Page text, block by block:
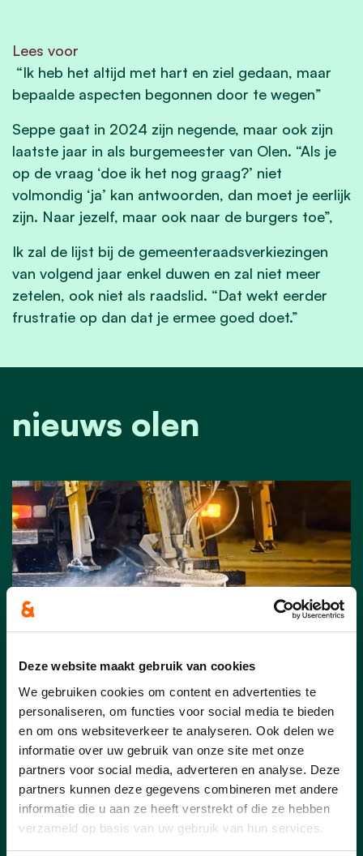
Deze website maakt gebruik van cookies
We gebruiken cookies om content en advertenties te
personaliseren, om functies voor social media te bieden
en om ons websiteverkeer te analyseren. Ook delen we
informatie over uw gebruik van onze site met onze
partners voor social media, adverteren en analyse. Deze
partners kunnen deze gegevens combineren met andere
informatie die u aan ze heeft verstrekt of die ze hebben
verzameld op basis van uw gebruik van hun services.
Lees voor
“Ik heb het altijd met hart en ziel gedaan, maar
bepaalde aspecten begonnen door te wegen”
Seppe gaat in 2024 zijn negende, maar ook zijn
laatste jaar in als burgemeester van Olen. “Als je
op de vraag ‘doe ik het nog graag?’ niet
volmondig ‘ja’ kan antwoorden, dan moet je eerlijk
zijn. Naar jezelf, maar ook naar de burgers toe”,
Ik zal de lijst bij de gemeenteraadsverkiezingen
van volgend jaar enkel duwen en zal niet meer
zetelen, ook niet als raadslid. “Dat wekt eerder
frustratie op dan dat je ermee goed doet.”
nieuws olen
Koning Winter is in het land!
❄️
08/01/26
winterplan Olen: Strooiroutes en
richtlijnen
Tijdens de winterperiode zet lokaal